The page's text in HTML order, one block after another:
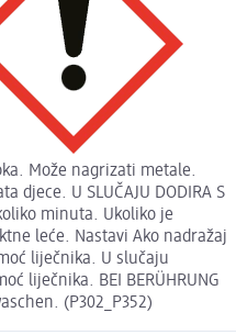
Može nagrizati metale.
djece. U SLUČAJU DODIRA S
minuta. Ukoliko je
leće. Nastavi Ako nadražaj
liječnika. U slučaju
liječnika. BEI BERÜHRUNG
(P302_P352)